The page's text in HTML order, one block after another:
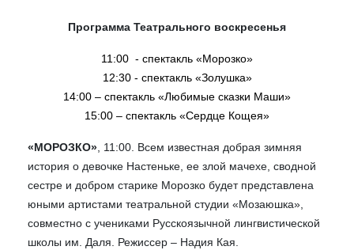
Программа Театрального воскресенья
11:00 - спектакль «Морозко»
12:30 - спектакль «Золушка»
14:00 – спектакль «Любимые сказки Маши»
15:00 – спектакль «Сердце Кощея»
«МОРОЗКО» , 11:00. Всем известная добрая зимняя
история о девочке Настеньке, ее злой мачехе, сводной
сестре и добром старике Морозко будет представлена
юными артистами театральной студии «Мозаюшка»,
совместно с учениками Русскоязычной лингвистической
школы им. Даля. Режиссер – Надия Кая.